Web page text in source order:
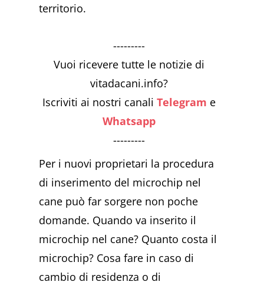
territorio.
---------
Vuoi ricevere tutte le notizie di
vitadacani.info?
Iscriviti ai nostri canaliTelegram e
Whatsapp
---------
Per i nuovi proprietari la procedura
di inserimento del microchip nel
cane può far sorgere non poche
domande. Quando va inserito il
microchip nel cane? Quanto costa il
microchip? Cosa fare in caso di
cambio di residenza o di